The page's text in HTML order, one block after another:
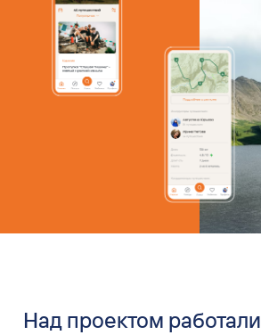
Над проектом работали